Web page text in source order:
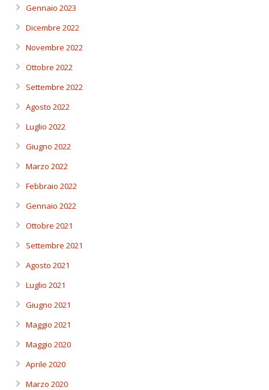
Gennaio 2023
Dicembre 2022
Novembre 2022
Ottobre 2022
Settembre 2022
Agosto 2022
Luglio 2022
Giugno 2022
Marzo 2022
Febbraio 2022
Gennaio 2022
Ottobre 2021
Settembre 2021
Agosto 2021
Luglio 2021
Giugno 2021
Maggio 2021
Maggio 2020
Aprile 2020
Marzo 2020